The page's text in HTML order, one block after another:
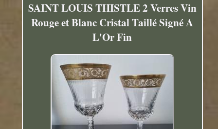
SAINT LOUIS THISTLE 2 Verres Vin
Rouge et Blanc Cristal Taillé Signé A
L'Or Fin